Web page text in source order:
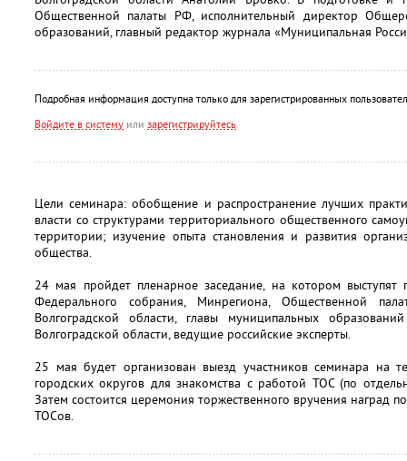
Общественной палаты РФ, исполнительный директор
образований, главный редактор журнала «Муниципальная
Подробная информация доступна только для зарегистрированных
Войдите в систему или зарегистрируйтесь
Цели семинара: обобщение и распространение лучших
власти со структурами территориального общественного
территории; изучение опыта становления и развития
общества.
24 мая пройдет пленарное заседание, на котором выступят
Федерального собрания, Минрегиона, Общественной
Волгоградской области, главы муниципальных
Волгоградской области, ведущие российские эксперты.
25 мая будет организован выезд участников семинара на
городских округов для знакомства с работой ТОС (по
Затем состоится церемония торжественного вручения наград
ТОСов.